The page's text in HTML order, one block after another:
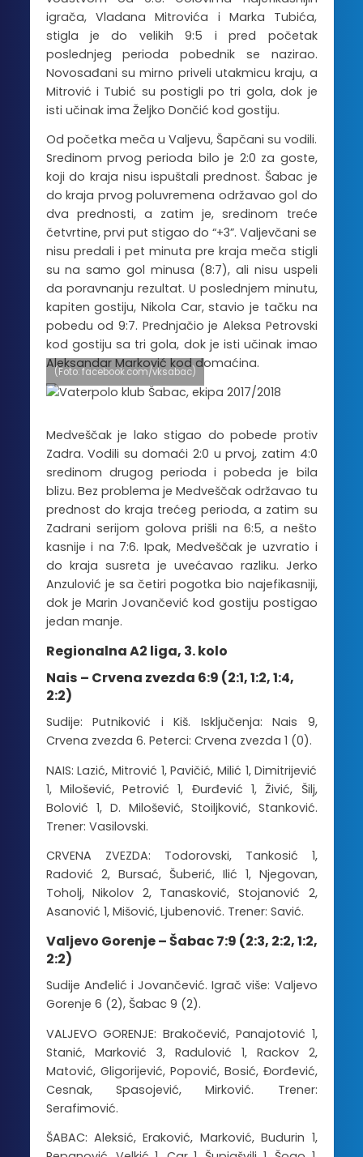
igrača, Vladana Mitrovića i Marka Tubića,
stigla je do velikih 9:5 i pred početak
poslednjeg perioda pobednik se nazirao.
Novosađani su mirno priveli utakmicu kraju, a
Mitrović i Tubić su postigli po tri gola, dok je
isti učinak ima Željko Dončić kod gostiju.
Od početka meča u Valjevu, Šapčani su vodili.
Sredinom prvog perioda bilo je 2:0 za goste,
koji do kraja nisu ispuštali prednost. Šabac je
do kraja prvog poluvremena održavao gol do
dva prednosti, a zatim je, sredinom treće
četvrtine, prvi put stigao do “+3”. Valjevčani se
nisu predali i pet minuta pre kraja meča stigli
su na samo gol minusa (8:7), ali nisu uspeli
da poravnanju rezultat. U poslednjem minutu,
kapiten gostiju, Nikola Car, stavio je tačku na
pobedu od 9:7. Prednjačio je Aleksa Petrovski
kod gostiju sa tri gola, dok je isti učinak imao
Aleksandar Marković kod domaćina.
(Foto: facebook.com/vksabac)
Medveščak je lako stigao do pobede protiv
Zadra. Vodili su domaći 2:0 u prvoj, zatim 4:0
sredinom drugog perioda i pobeda je bila
blizu. Bez problema je Medveščak održavao tu
prednost do kraja trećeg perioda, a zatim su
Zadrani serijom golova prišli na 6:5, a nešto
kasnije i na 7:6. Ipak, Medveščak je uzvratio i
do kraja susreta je uvećavao razliku. Jerko
Anzulović je sa četiri pogotka bio najefikasniji,
dok je Marin Jovančević kod gostiju postigao
jedan manje.
Regionalna A2 liga, 3. kolo
Nais – Crvena zvezda 6:9 (2:1, 1:2, 1:4,
2:2)
Sudije: Putniković i Kiš. Isključenja: Nais 9,
Crvena zvezda 6. Peterci: Crvena zvezda 1 (0).
NAIS: Lazić, Mitrović 1, Pavičić, Milić 1, Dimitrijević
1, Milošević, Petrović 1, Đurđević 1, Živić, Šilj,
Bolović 1, D. Milošević, Stoiljković, Stanković.
Trener: Vasilovski.
CRVENA ZVEZDA: Todorovski, Tankosić 1,
Radović 2, Bursać, Šuberić, Ilić 1, Njegovan,
Toholj, Nikolov 2, Tanasković, Stojanović 2,
Asanović 1, Mišović, Ljubenović. Trener: Savić.
Valjevo Gorenje – Šabac 7:9 (2:3, 2:2, 1:2,
2:2)
Sudije Anđelić i Jovančević. Igrač više: Valjevo
Gorenje 6 (2), Šabac 9 (2).
VALJEVO GORENJE: Brakočević, Panajotović 1,
Stanić, Marković 3, Radulović 1, Rackov 2,
Matović, Gligorijević, Popović, Bosić, Đorđević,
Cesnak, Spasojević, Mirković. Trener:
Serafimović.
ŠABAC: Aleksić, Eraković, Marković, Budurin 1,